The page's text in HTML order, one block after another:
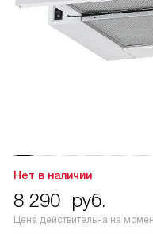
Нет в наличии
8 290 руб.
Цена действительна на